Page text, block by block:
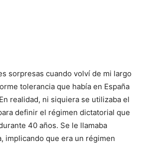
sorpresas cuando volví de mi largo
tolerancia que había en España
realidad, ni siquiera se utilizaba el
definir el régimen dictatorial que
40 años. Se le llamaba
implicando que era un régimen